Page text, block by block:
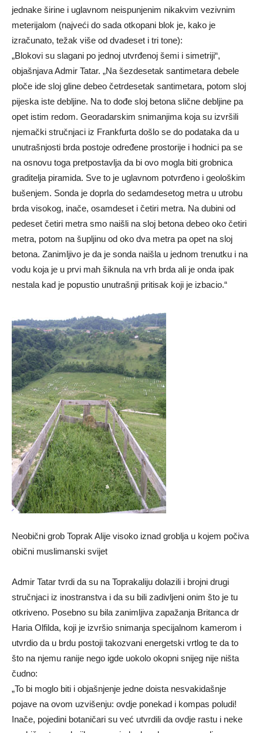
jednake širine i uglavnom neispunjenim nikakvim vezivnim
meterijalom (najveći do sada otkopani blok je, kako je
izračunato, težak više od dvadeset i tri tone):
„Blokovi su slagani po jednoj utvrđenoj šemi i simetriji“,
objašnjava Admir Tatar. „Na šezdesetak santimetara debele
ploče ide sloj gline debeo četrdesetak santimetara, potom sloj
pijeska iste debljine. Na to dođe sloj betona slične debljine pa
opet istim redom. Georadarskim snimanjima koja su izvršili
njemački stručnjaci iz Frankfurta došlo se do podataka da u
unutrašnjosti brda postoje određene prostorije i hodnici pa se
na osnovu toga pretpostavlja da bi ovo mogla biti grobnica
graditelja piramida. Sve to je uglavnom potvrđeno i geološkim
bušenjem. Sonda je doprla do sedamdesetog metra u utrobu
brda visokog, inače, osamdeset i četiri metra. Na dubini od
pedeset četiri metra smo naišli na sloj betona debeo oko četiri
metra, potom na šupljinu od oko dva metra pa opet na sloj
betona. Zanimljivo je da je sonda naišla u jednom trenutku i na
vodu koja je u prvi mah šiknula na vrh brda ali je onda ipak
nestala kad je popustio unutrašnji pritisak koji je izbacio.“
Neobični grob Toprak Alije visoko iznad groblja u kojem počiva
obični muslimanski svijet
Admir Tatar tvrdi da su na Toprakaliju dolazili i brojni drugi
stručnjaci iz inostranstva i da su bili zadivljeni onim što je tu
otkriveno. Posebno su bila zanimljiva zapažanja Britanca dr
Haria Olfilda, koji je izvršio snimanja specijalnom kamerom i
utvrdio da u brdu postoji takozvani energetski vrtlog te da to
što na njemu ranije nego igde uokolo okopni snijeg nije ništa
čudno:
„To bi moglo biti i objašnjenje jedne doista nesvakidašnje
pojave na ovom uzvišenju: ovdje ponekad i kompas poludi!
Inače, pojedini botaničari su već utvrdili da ovdje rastu i neke